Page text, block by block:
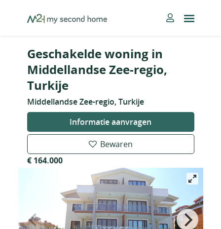
MySecondHome
Geschakelde woning in
Middellandse Zee-regio,
Turkije
Middellandse Zee-regio, Turkije
Informatie aanvragen
Bewaren
€ 164.000